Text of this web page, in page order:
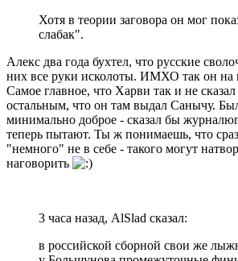
Хотя в теории заговора он мог
слабак".
Алекс два года бухтел, что русские
них все руки исколоты. ИМХО так он на
Самое главное, что Харви так и не
остальным, что он там выдал Санычу.
минимально доброе - сказал бы
теперь пытают. Ты ж понимаешь, что
"немного" не в себе - такого могут
наговорить
3 часа назад, AlSlad сказал:
в российской сборной свои же